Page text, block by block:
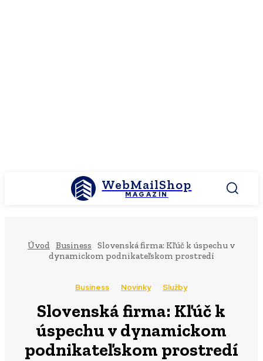
WebMailShop
MAGAZÍN
Úvod Business
Slovenská firma: Kľúč k úspechu v
dynamickom podnikateľskom prostredí
Business Novinky Služby
Slovenská firma: Kľúč k
úspechu v dynamickom
podnikateľskom prostredí